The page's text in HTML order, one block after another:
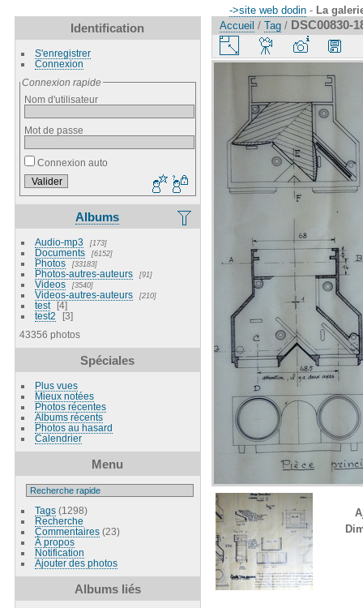
->site web dodin - La
Identification
S'enregistrer
Connexion
Connexion rapide
Nom d'utilisateur
Mot de passe
Connexion auto
Albums
Audio-mp3 173
Documents 6152
Photos 33183
Photos-autres-auteurs 91
Videos 3540
Videos-autres-auteurs 210
test
4
test2
3
43356 photos
Spéciales
Plus vues
Mieux notées
Photos récentes
Albums récents
Photos au hasard
Calendrier
Menu
Tags(1298)
Recherche
Commentaires(23)
À propos
Notification
Ajouter des photos
Albums liés
Accueil / Tag / DSC00830-